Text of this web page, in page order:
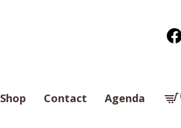
Shop Contact Agenda